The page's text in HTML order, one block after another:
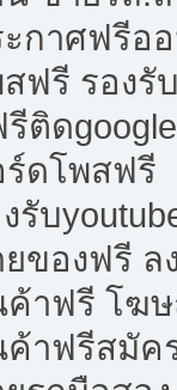
กาศฟรีอ
ฟรี รองรั
ติด
ดโพสฟรี
รับ
ของฟรี
ค้าฟรี โฆ
ค้าฟรีสมัค